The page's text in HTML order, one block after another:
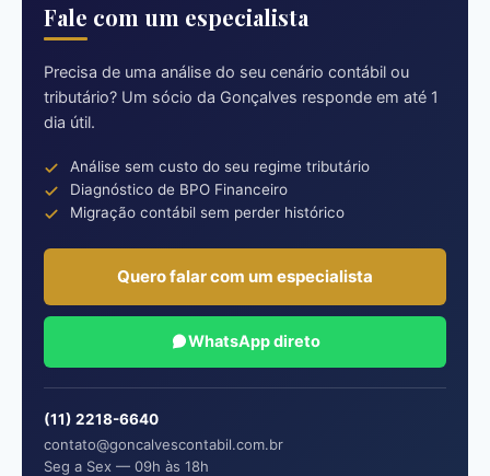
Fale com um especialista
Precisa de uma análise do seu cenário contábil ou
tributário? Um sócio da Gonçalves responde em até 1
dia útil.
Análise sem custo do seu regime tributário
Diagnóstico de BPO Financeiro
Migração contábil sem perder histórico
Quero falar com um especialista
WhatsApp direto
(11) 2218-6640
contato@goncalvescontabil.com.br
Seg a Sex — 09h às 18h